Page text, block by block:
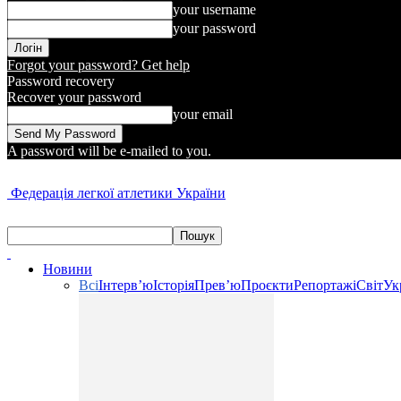
your username
your password
Forgot your password? Get help
Password recovery
Recover your password
your email
A password will be e-mailed to you.
Федерація легкої атлетики України
Новини
ВсіІнтерв’юІсторіяПрев’юПроєктиРепортажіСвіт